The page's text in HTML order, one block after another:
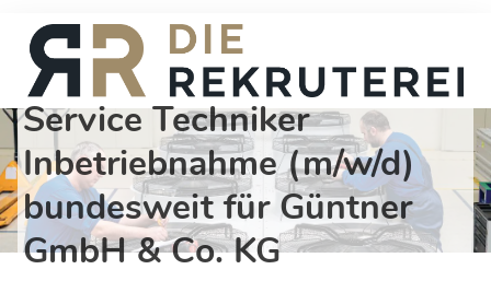
Service Techniker
Inbetriebnahme (m/w/d)
bundesweit für Güntner
GmbH & Co. KG